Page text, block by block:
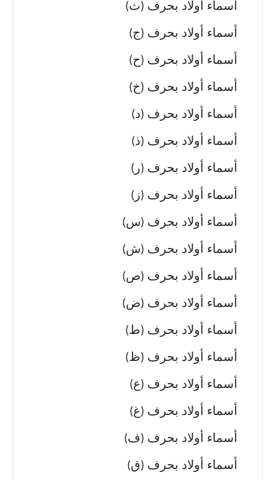
أسماء أولاد بحرف (ث)
أسماء أولاد بحرف (ج)
أسماء أولاد بحرف (ح)
أسماء أولاد بحرف (خ)
أسماء أولاد بحرف (د)
أسماء أولاد بحرف (ذ)
أسماء أولاد بحرف (ر)
أسماء أولاد بحرف (ز)
أسماء أولاد بحرف (س)
أسماء أولاد بحرف (ش)
أسماء أولاد بحرف (ص)
أسماء أولاد بحرف (ض)
أسماء أولاد بحرف (ط)
أسماء أولاد بحرف (ظ)
أسماء أولاد بحرف (ع)
أسماء أولاد بحرف (غ)
أسماء أولاد بحرف (ف)
أسماء أولاد بحرف (ق)